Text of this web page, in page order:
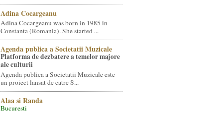
Adina Cocargeanu
Adina Cocargeanu was born in 1985 in
Constanta (Romania). She started ...
Agenda publica a Societatii Muzicale
Platforma de dezbatere a temelor majore
ale culturii
Agenda publica a Societatii Muzicale este
un proiect lansat de catre S...
Alaa si Randa
Bucuresti